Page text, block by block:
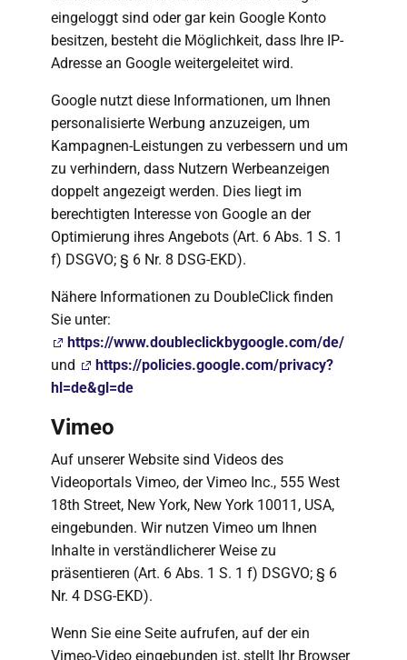
eingeloggt sind oder gar kein Google Konto
besitzen, besteht die Möglichkeit, dass Ihre IP-
Adresse an Google weitergeleitet wird.
Google nutzt diese Informationen, um Ihnen
personalisierte Werbung anzuzeigen, um
Kampagnen-Leistungen zu verbessern und um
zu verhindern, dass Nutzern Werbeanzeigen
doppelt angezeigt werden. Dies liegt im
berechtigten Interesse von Google an der
Optimierung ihres Angebots (Art. 6 Abs. 1 S. 1
f) DSGVO; § 6 Nr. 8 DSG-EKD).
Nähere Informationen zu DoubleClick finden
Sie unter:
https://www.doubleclickbygoogle.com/de/
und
https://policies.google.com/privacy?
hl=de&gl=de
Vimeo
Auf unserer Website sind Videos des
Videoportals Vimeo, der Vimeo Inc., 555 West
18th Street, New York, New York 10011, USA,
eingebunden. Wir nutzen Vimeo um Ihnen
Inhalte in verständlicherer Weise zu
präsentieren (Art. 6 Abs. 1 S. 1 f) DSGVO; § 6
Nr. 4 DSG-EKD).
Wenn Sie eine Seite aufrufen, auf der ein
Vimeo-Video eingebunden ist, stellt Ihr Browser